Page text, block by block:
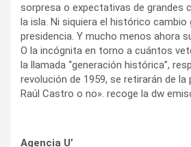
sorpresa o expectativas de grandes
la isla. Ni siquiera el histórico cambio
presidencia. Y mucho menos ahora
O la incógnita en torno a cuántos
la llamada “generación histórica”,
revolución de 1959, se retirarán de
Raúl Castro o no». recoge la dw
Agencia U’